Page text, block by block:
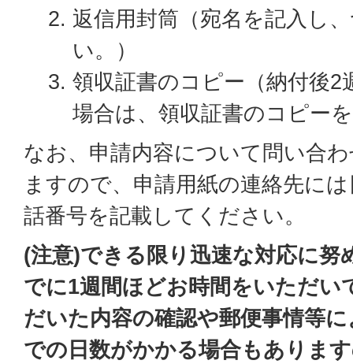
返信用封筒（宛名を記入し
い。）
領収証書のコピー（納付後2
場合は、領収証書のコピー
なお、申請内容について問い合
ますので、申請用紙の連絡先に
話番号を記載してください。
(注意)できる限り迅速な対応に努
でに1週間ほどお時間をいただい
だいた内容の確認や郵便事情等
での日数がかかる場合もありま